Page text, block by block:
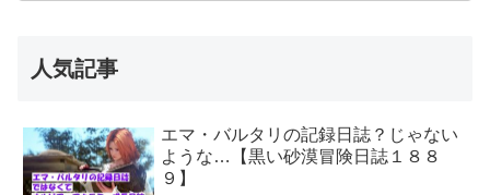
人気記事
エマ・バルタリの記録日誌？じゃない
ような…【黒い砂漠冒険日誌１８８
９】